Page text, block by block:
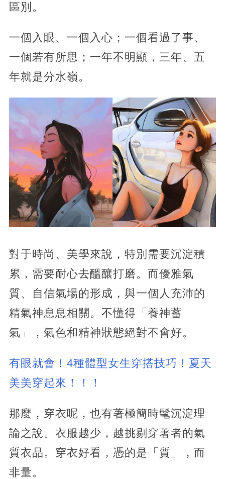
區別。
一個入眼、一個入心；一個看過了事、
一個若有所思；一年不明顯，三年、五
年就是分水嶺。
對于時尚、美學來說，特別需要沉淀積
累，需要耐心去醞釀打磨。而優雅氣
質、自信氣場的形成，與一個人充沛的
精氣神息息相關。不懂得「養神蓄
氣」，氣色和精神狀態絕對不會好。
有眼就會！4種體型女生穿搭技巧！夏天
美美穿起來！！！
那麼，穿衣呢，也有著極簡時髦沉淀理
論之說。衣服越少，越挑剔穿著者的氣
質衣品。穿衣好看，憑的是「質」，而
非量。